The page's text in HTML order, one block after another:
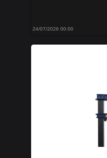
24/07/2026 00:00